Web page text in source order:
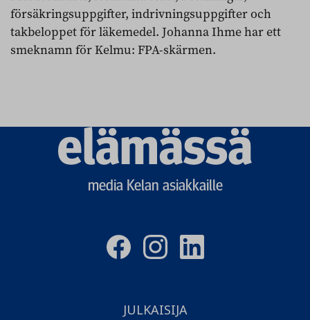
försäkringsuppgifter, indrivningsuppgifter och
takbeloppet för läkemedel. Johanna Ihme har ett
smeknamn för Kelmu: FPA-skärmen.
Elämässä
logo
media Kelan asiakkaille
JULKAISIJA